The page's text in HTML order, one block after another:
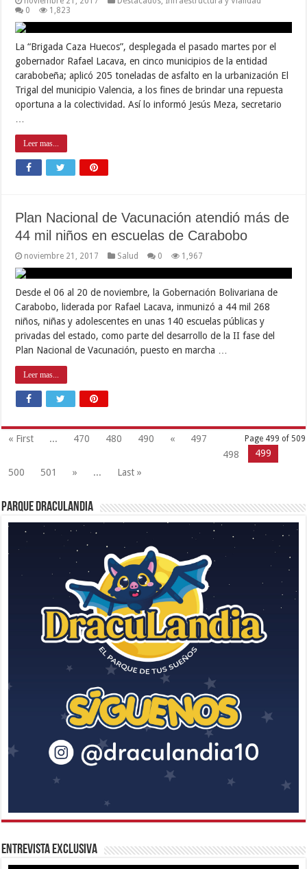
0
1,823
La “Brigada Caza Huecos”, desplegada el pasado martes por el
gobernador Rafael Lacava, en cinco municipios de la entidad
carabobeña; aplicó 205 toneladas de asfalto en la urbanización El
Trigal del municipio Valencia, a los fines de brindar una repuesta
oportuna a la colectividad. Así lo informó Jesús Meza, secretario
Leer mas...
Plan Nacional de Vacunación atendió más de
44 mil niños en escuelas de Carabobo
noviembre 21, 2017 Salud 0 1,967
Desde el 06 al 20 de noviembre, la Gobernación Bolivariana de
Carabobo, liderada por Rafael Lacava, inmunizó a 44 mil 268
niños, niñas y adolescentes en unas 140 escuelas públicas y
privadas del estado, como parte del desarrollo de la II fase del
Plan Nacional de Vacunación, puesto en marcha …
Leer mas...
Page 499 of 509
« First ... 470 480 490 «
497
498
499
500
501 » ... Last »
Parque Draculandia
Entrevista Exclusiva